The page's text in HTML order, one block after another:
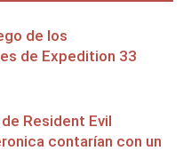
de los
de Expedition 33
Resident Evil
contarían con un